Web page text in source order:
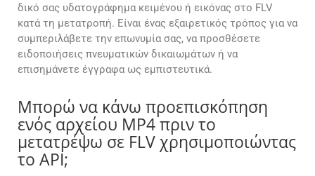
δικό σας υδατογράφημα κειμένου ή εικόνας στο FLV
κατά τη μετατροπή. Είναι ένας εξαιρετικός τρόπος για να
συμπεριλάβετε την επωνυμία σας, να προσθέσετε
ειδοποιήσεις πνευματικών δικαιωμάτων ή να
επισημάνετε έγγραφα ως εμπιστευτικά.
Μπορώ να κάνω προεπισκόπηση
ενός αρχείου MP4 πριν το
μετατρέψω σε FLV χρησιμοποιώντας
το API;